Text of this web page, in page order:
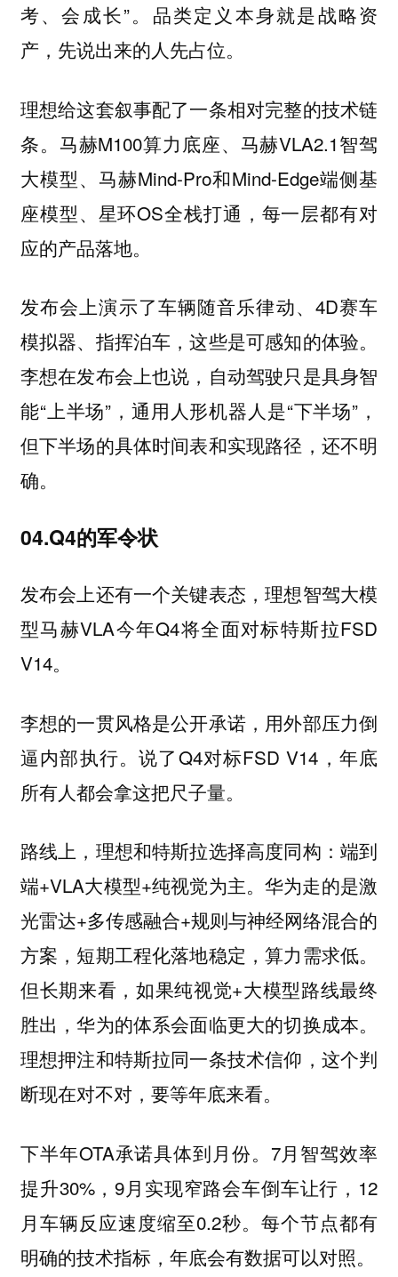
考、会成长”。品类定义本身就是战略资
产，先说出来的人先占位。
理想给这套叙事配了一条相对完整的技术链
条。马赫M100算力底座、马赫VLA2.1智驾
大模型、马赫Mind-Pro和Mind-Edge端侧基
座模型、星环OS全栈打通，每一层都有对
应的产品落地。
发布会上演示了车辆随音乐律动、4D赛车
模拟器、指挥泊车，这些是可感知的体验。
李想在发布会上也说，自动驾驶只是具身智
能“上半场”，通用人形机器人是“下半场”，
但下半场的具体时间表和实现路径，还不明
确。
04.Q4的军令状
发布会上还有一个关键表态，理想智驾大模
型马赫VLA今年Q4将全面对标特斯拉FSD
V14。
李想的一贯风格是公开承诺，用外部压力倒
逼内部执行。说了Q4对标FSD V14，年底
所有人都会拿这把尺子量。
路线上，理想和特斯拉选择高度同构：端到
端+VLA大模型+纯视觉为主。华为走的是激
光雷达+多传感融合+规则与神经网络混合的
方案，短期工程化落地稳定，算力需求低。
但长期来看，如果纯视觉+大模型路线最终
胜出，华为的体系会面临更大的切换成本。
理想押注和特斯拉同一条技术信仰，这个判
断现在对不对，要等年底来看。
下半年OTA承诺具体到月份。7月智驾效率
提升30%，9月实现窄路会车倒车让行，12
月车辆反应速度缩至0.2秒。每个节点都有
明确的技术指标，年底会有数据可以对照。